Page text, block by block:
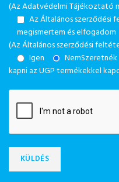
(Az Adatvédelmi Tájékoztató
Az Általános
megismertem és elfogadom
(Az Általános szerződési
Igen
Nem
kapni az UGP termékekkel